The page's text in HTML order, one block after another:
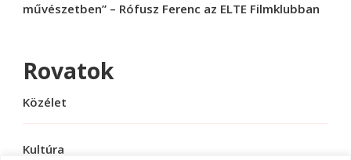
művészetben” – Rófusz Ferenc az ELTE Filmklubban
Rovatok
Közélet
Kultúra